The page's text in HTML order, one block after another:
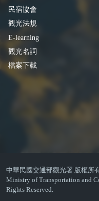
民宿協會
觀光法規
E-learning
觀光名詞
檔案下載
中華民國交通部觀光署 版權所
Ministry of Transportation and
Rights Reserved.